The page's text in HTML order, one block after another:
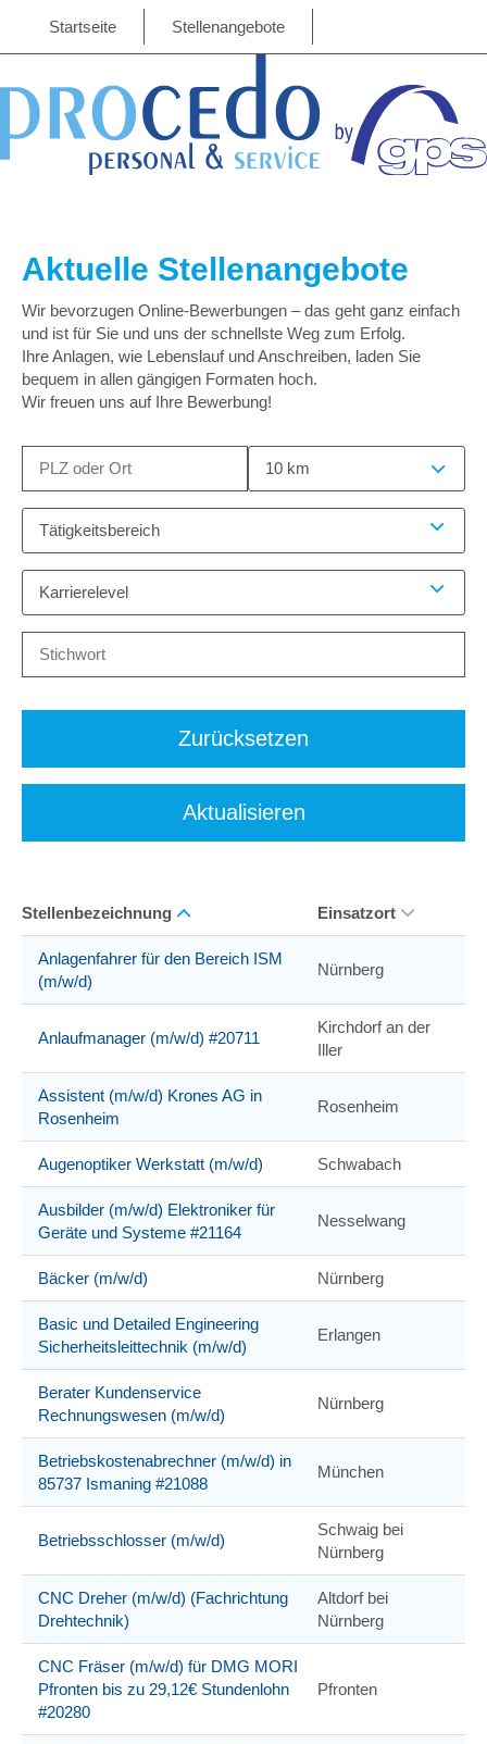
Startseite Stellenangebote
Aktuelle Stellenangebote
Wir bevorzugen Online-Bewerbungen – das geht ganz einfach
und ist für Sie und uns der schnellste Weg zum Erfolg.
Ihre Anlagen, wie Lebenslauf und Anschreiben, laden Sie
bequem in allen gängigen Formaten hoch.
Wir freuen uns auf Ihre Bewerbung!
10 km
Tätigkeitsbereich
Karrierelevel
Zurücksetzen
Aktualisieren
Stellenbezeichnung Einsatzort
Anlagenfahrer für den Bereich ISM
(m/w/d)
Nürnberg
Anlaufmanager (m/w/d) #20711
Kirchdorf an der
Iller
Assistent (m/w/d) Krones AG in
Rosenheim
Rosenheim
Augenoptiker Werkstatt (m/w/d) Schwabach
Ausbilder (m/w/d) Elektroniker für
Geräte und Systeme #21164
Nesselwang
Bäcker (m/w/d) Nürnberg
Basic und Detailed Engineering
Sicherheitsleittechnik (m/w/d)
Erlangen
Berater Kundenservice
Rechnungswesen (m/w/d)
Nürnberg
Betriebskostenabrechner (m/w/d) in
85737 Ismaning #21088
München
Betriebsschlosser (m/w/d)
Schwaig bei
Nürnberg
CNC Dreher (m/w/d) (Fachrichtung
Drehtechnik)
Altdorf bei
Nürnberg
CNC Fräser (m/w/d) für DMG MORI
Pfronten bis zu 29,12€ Stundenlohn
#20280
Pfronten